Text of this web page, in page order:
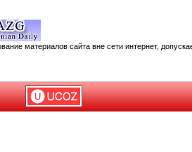
материалов сайта вне сети интернет,